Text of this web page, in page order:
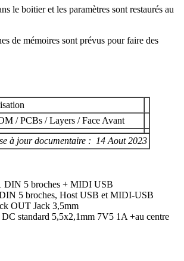
le boitier et les paramètres sont restaurés au
de mémoires sont prévus pour faire des
/ PCBs / Layers / Face Avant
à jour documentaire : 14 Aout 2023
5 broches + MIDI USB
5 broches, Host USB et MIDI-USB
OUT Jack 3,5mm
standard 5,5x2,1mm 7V5 1A +au centre